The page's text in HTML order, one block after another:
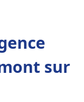
sur